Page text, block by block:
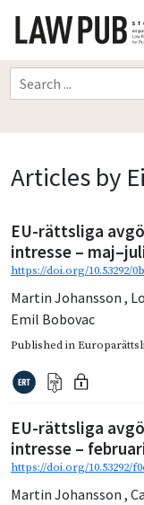
Articles by
EU-rättsliga
intresse –
https://doi.org/10.53292/
Martin Johansson ,
Emil Bobovac
Published in
EU-rättsliga
intresse –
https://doi.org/10.53292/
Martin Johansson ,